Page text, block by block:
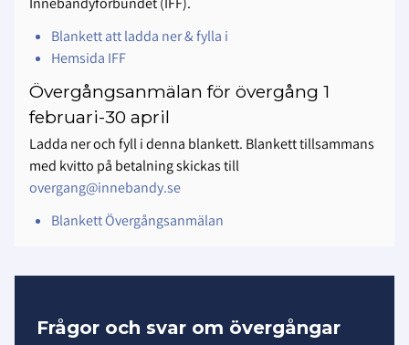
Blankett att ladda ner & fylla i
Hemsida IFF
Övergångsanmälan för övergång 1
februari-30 april
Ladda ner och fyll i denna blankett. Blankett tillsammans
med kvitto på betalning skickas till
overgang@innebandy.se
Blankett Övergångsanmälan
Frågor och svar om övergångar